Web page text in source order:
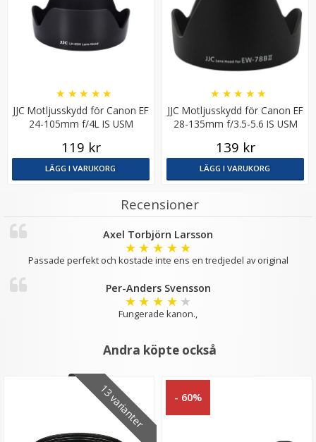
179 kr
LÄGG I VARUKORG
JJC Motljusskydd för Canon EF
24-105mm f/4L IS USM
★ ★ ★ ★ ★
119 kr
LÄGG I VARUKORG
JJC Motljusskydd för Canon EF
28-135mm f/3.5-5.6 IS USM
★ ★ ★ ★ ★
139 kr
LÄGG I VARUKORG
Recensioner
Axel Torbjörn Larsson
★ ★ ★ ★ ★
Passade perfekt och kostade inte ens en tredjedel av original
Per-Anders Svensson
★ ★ ★ ★ ★
Fungerade kanon.,
Andra köpte också
13 varianter - 60%